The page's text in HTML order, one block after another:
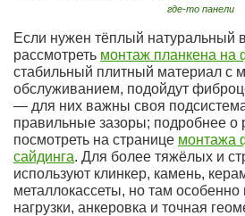
где-то панели
Если нужен тёплый натуральный
рассмотреть монтаж планкена на
стабильный плитный материал с
обслуживанием, подойдут
— для них важны своя
правильные зазоры; подробнее о
посмотреть на странице монтажа
сайдинга. Для более тяжёлых и
используют клинкер, камень,
металлокассеты, но там
нагрузки, анкеровка и точная